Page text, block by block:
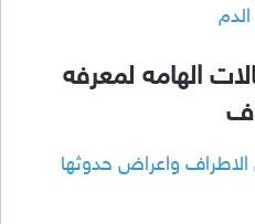
الهامه لمعرفه
واعراض حدوثها